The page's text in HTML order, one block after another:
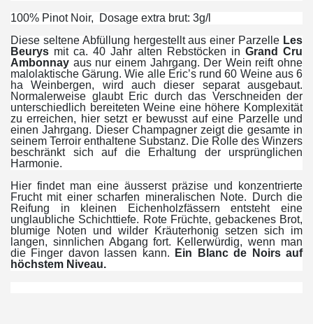
100% Pinot Noir, Dosage extra brut: 3g/l
Diese seltene Abfüllung hergestellt aus einer Parzelle Les
Beurys mit ca. 40 Jahr alten Rebstöcken in Grand Cru
Ambonnay aus nur einem Jahrgang. Der Wein reift ohne
malolaktische Gärung. Wie alle Eric’s rund 60 Weine aus 6
ha Weinbergen, wird auch dieser separat ausgebaut.
Normalerweise glaubt Eric durch das Verschneiden der
unterschiedlich bereiteten Weine eine höhere Komplexität
zu erreichen, hier setzt er bewusst auf eine Parzelle und
einen Jahrgang. Dieser Champagner zeigt die gesamte in
seinem Terroir enthaltene Substanz. Die Rolle des Winzers
beschränkt sich auf die Erhaltung der ursprünglichen
Harmonie.
Hier findet man eine äusserst präzise und konzentrierte
Frucht mit einer scharfen mineralischen Note. Durch die
Reifung in kleinen Eichenholzfässern entsteht eine
unglaubliche Schichttiefe. Rote Früchte, gebackenes Brot,
blumige Noten und wilder Kräuterhonig setzen sich im
langen, sinnlichen Abgang fort. Kellerwürdig, wenn man
die Finger davon lassen kann.
Ein Blanc de Noirs auf
höchstem Niveau.